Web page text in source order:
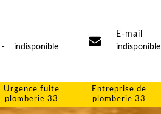
- indisponible
E-mail
indisponible
Urgence fuite
plomberie 33
Entreprise de
plomberie 33